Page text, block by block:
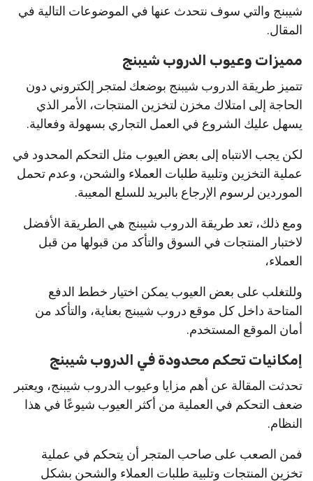
شيبنج والتي سوف نتحدث عنها في الموضوعات التالية في
المقال.
مميزات وعيوب الدروب شيبنج
تتميز طريقة الدروب شيبنج بوضعك لمتجر إلكتروني دون
الحاجة إلى امتلاك مخزن لتخزين المنتجات، الأمر الذي
يسهل عليك الشروع في العمل التجاري بسهولة وفعالية.
لكن يجب الانتباه إلى بعض العيوب مثل التحكم المحدود في
عملية التخزين وتلبية طلبات العملاء والشحن، وعدم تحمل
الموردين لرسوم الإرجاع بالبريد للسلع المعيبة.
ومع ذلك، تعد طريقة الدروب شيبنج هي الطريقة الأفضل
لاختبار المنتجات في السوق والتأكد من قبولها من قبل
العملاء،
وللتغلب على بعض العيوب يمكن اختيار خطط الدفع
المتاحة داخل كل موقع دروب شيبنج بعناية، والتأكد من
أمان الموقع المستخدم.
إمكانيات تحكم محدودة في الدروب شيبنج
تحدثت المقالة عن أهم مزايا وعيوب الدروب شيبنج، ويعتبر
ضعف التحكم في العملية من أكثر العيوب شيوعًا في هذا
النظام.
فمن الصعب على صاحب المتجر أن يتحكم في عملية
تخزين المنتجات وتلبية طلبات العملاء والشحن بشكل